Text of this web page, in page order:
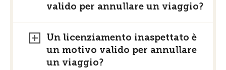
valido per annullare un viaggio?
Un licenziamento inaspettato è
un motivo valido per annullare
un viaggio?